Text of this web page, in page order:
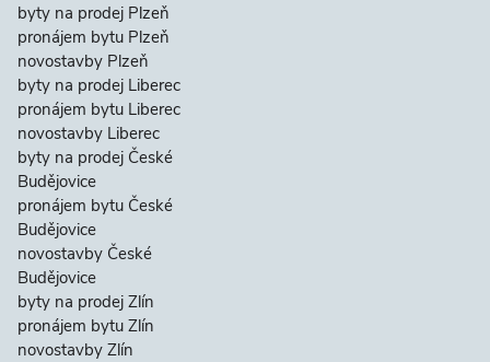
byty na prodej Plzeň
pronájem bytu Plzeň
novostavby Plzeň
byty na prodej Liberec
pronájem bytu Liberec
novostavby Liberec
byty na prodej České
Budějovice
pronájem bytu České
Budějovice
novostavby České
Budějovice
byty na prodej Zlín
pronájem bytu Zlín
novostavby Zlín